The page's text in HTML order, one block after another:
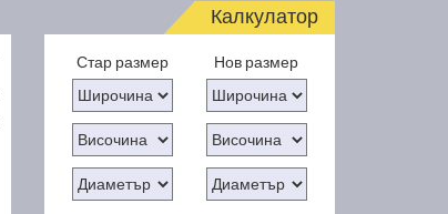
Калкулатор
Стар размер Нов размер